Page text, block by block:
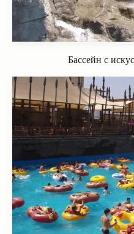
Бассейн с